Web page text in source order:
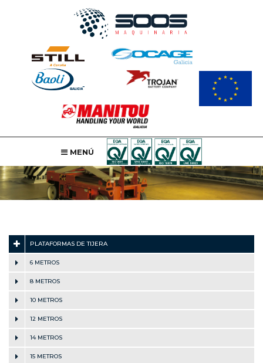
MENÚ
PLATAFORMAS DE TIJERA
6 METROS
8 METROS
10 METROS
12 METROS
14 METROS
15 METROS